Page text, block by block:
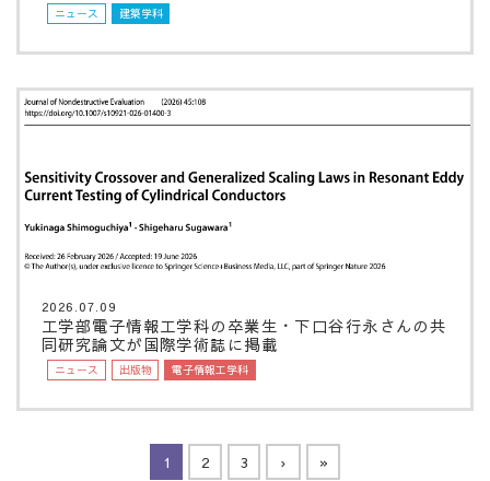
ニュース 建築学科
2026.07.09
工学部電子情報工学科の卒業生・下口谷行永さんの共
同研究論文が国際学術誌に掲載
ニュース 出版物 電子情報工学科
1 2 3 › »